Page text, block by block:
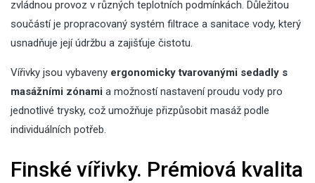
zvládnou provoz v různých teplotních podmínkách. Důležitou
součástí je propracovaný systém filtrace a sanitace vody, který
usnadňuje její údržbu a zajišťuje čistotu.
Vířivky jsou vybaveny ergonomicky tvarovanými sedadly s
masážními zónami a možností nastavení proudu vody pro
jednotlivé trysky, což umožňuje přizpůsobit masáž podle
individuálních potřeb.
Finské vířivky. Prémiová kvalita